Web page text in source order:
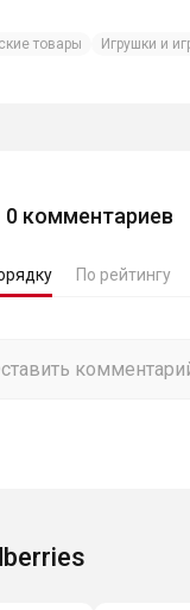
товары Игрушки и
0 комментариев
По рейтингу